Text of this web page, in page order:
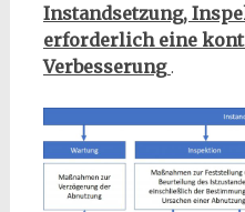
Instandsetzung,
erforderlich eine
Verbesserung .